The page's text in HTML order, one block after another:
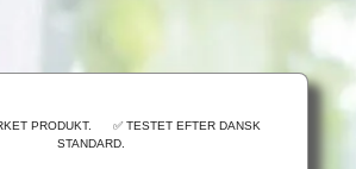
PRODUKT. ✅ TESTET EFTER DANSK
STANDARD.